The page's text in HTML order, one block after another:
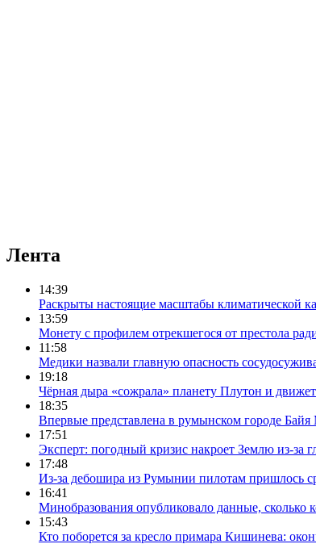
Лента
14:39
Раскрыты настоящие масштабы климатической
13:59
Монету с профилем отрекшегося от престола
11:58
Медики назвали главную опасность
19:18
Чёрная дыра «сожрала» планету Плутон и
18:35
Впервые представлена в румынском городе
17:51
Эксперт: погодный кризис накроет Землю из-за
17:48
Из-за дебошира из Румынии пилотам пришлось
16:41
Минобразования опубликовало данные,
15:43
Кто поборется за кресло примара Кишинева: